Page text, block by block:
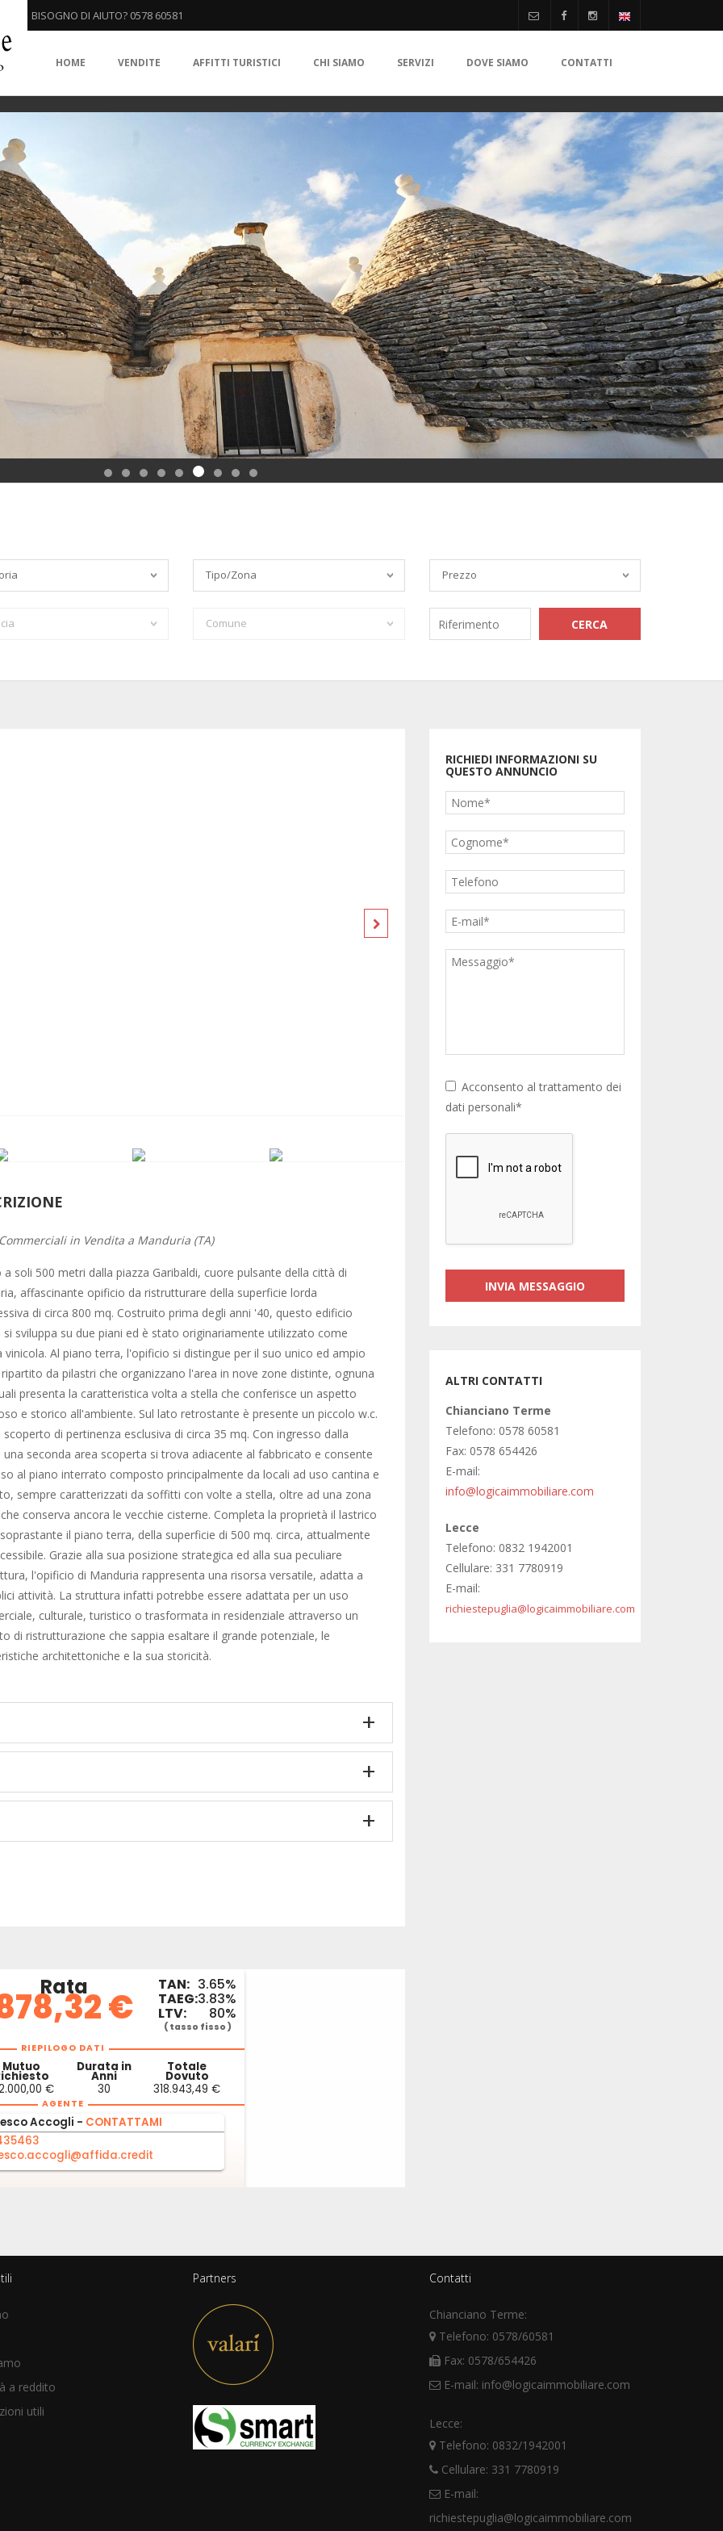
BISOGNO DI AIUTO? 0578 60581
HOME VENDITE AFFITTI TURISTICI CHI SIAMO SERVIZI DOVE SIAMO CONTATTI
Tipo/Zona Prezzo
Comune
in Vendita a Manduria (TA)
a soli 500 metri dalla piazza Garibaldi, cuore pulsante della città di
affascinante opificio da ristrutturare della superficie lorda
di circa 800 mq. Costruito prima degli anni '40, questo edificio
si sviluppa su due piani ed è stato originariamente utilizzato come
vinicola. Al piano terra, l'opificio si distingue per il suo unico ed ampio
da pilastri che organizzano l'area in nove zone distinte, ognuna
presenta la caratteristica volta a stella che conferisce un aspetto
e storico all'ambiente. Sul lato retrostante è presente un piccolo w.c.
scoperto di pertinenza esclusiva di circa 35 mq. Con ingresso dalla
una seconda area scoperta si trova adiacente al fabbricato e consente
al piano interrato composto principalmente da locali ad uso cantina e
sempre caratterizzati da soffitti con volte a stella, oltre ad una zona
conserva ancora le vecchie cisterne. Completa la proprietà il lastrico
il piano terra, della superficie di 500 mq. circa, attualmente
Grazie alla sua posizione strategica ed alla sua peculiare
l'opificio di Manduria rappresenta una risorsa versatile, adatta a
attività. La struttura infatti potrebbe essere adattata per un uso
culturale, turistico o trasformata in residenziale attraverso un
di ristrutturazione che sappia esaltare il grande potenziale, le
architettoniche e la sua storicità.
RICHIEDI INFORMAZIONI SU
QUESTO ANNUNCIO
Acconsento al trattamento dei
dati personali*
ALTRI CONTATTI
Chianciano Terme
Telefono: 0578 60581
Fax: 0578 654426
E-mail:
info@logicaimmobiliare.com
Lecce
Telefono: 0832 1942001
Cellulare: 331 7780919
E-mail:
richiestepuglia@logicaimmobiliare.com
a reddito
utili
Partners Contatti
Chianciano Terme:
Telefono: 0578/60581
Fax: 0578/654426
E-mail: info@logicaimmobiliare.com
Lecce:
Telefono: 0832/1942001
Cellulare: 331 7780919
E-mail:
richiestepuglia@logicaimmobiliare.com